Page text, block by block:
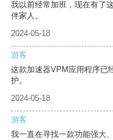
我以前经常加班，现在有了
伴家人。
2024-05-18
游客
这款加速器VPM应用程序已
护。
2024-05-18
游客
我一直在寻找一款功能强大